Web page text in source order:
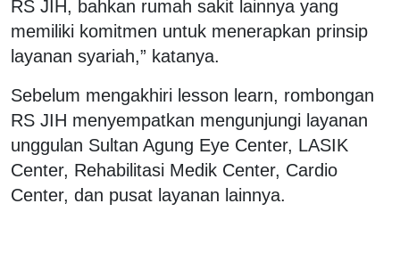
RS JIH, bahkan rumah sakit lainnya yang
memiliki komitmen untuk menerapkan prinsip
layanan syariah,” katanya.
Sebelum mengakhiri lesson learn, rombongan
RS JIH menyempatkan mengunjungi layanan
unggulan Sultan Agung Eye Center, LASIK
Center, Rehabilitasi Medik Center, Cardio
Center, dan pusat layanan lainnya.